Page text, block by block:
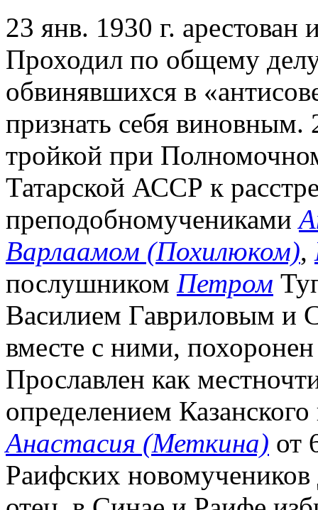
23 янв. 1930 г.
Проходил по общему
обвинявшихся в
признать себя
тройкой при
Татарской АССР к
преподобномучениками
Варлаамом (Похилюком),
послушником Петром
Василием Гавриловым и
вместе с ними,
Прославлен как
определением
Анастасия (Меткина) от
Раифских